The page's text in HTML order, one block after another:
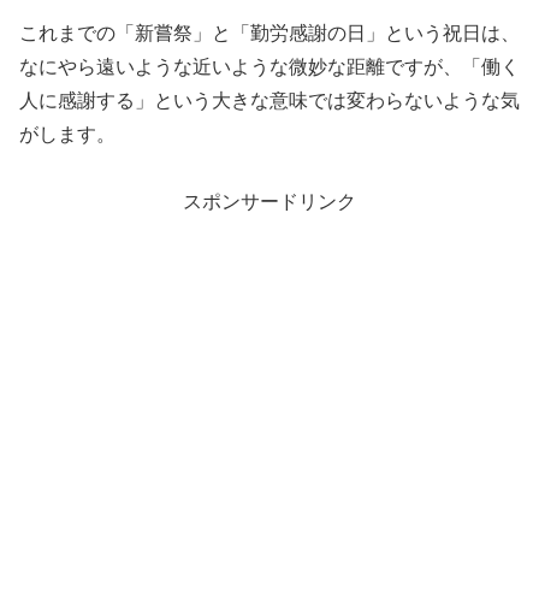
これまでの「新嘗祭」と「勤労感謝の日」という祝日は、
なにやら遠いような近いような微妙な距離ですが、「働く
人に感謝する」という大きな意味では変わらないような気
がします。
スポンサードリンク